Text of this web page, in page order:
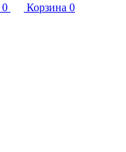
0 Корзина 0